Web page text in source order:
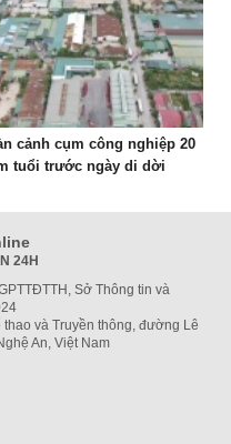
cảnh cụm công nghiệp 20
tuổi trước ngày di dời
24H
Sở Thông tin và
và Truyền thông, đường Lê
An, Việt Nam